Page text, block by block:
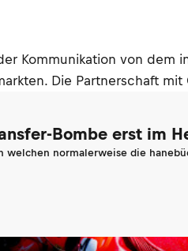
Kommunikation von
Die Partnerschaft
Bombe erst im
welchen normalerweise die